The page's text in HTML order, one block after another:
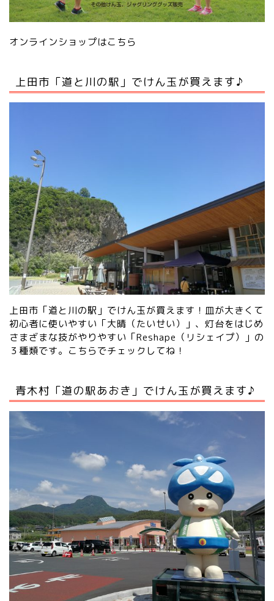
オンラインショップはこちら
上田市「道と川の駅」でけん玉が買えます♪
上田市「道と川の駅」でけん玉が買えます！皿が大きくて
初心者に使いやすい「大晴（たいせい）」、灯台をはじめ
さまざまな技がやりやすい「Reshape（リシェイプ）」の
３種類です。 こちらでチェックしてね！
青木村「道の駅あおき」でけん玉が買えます♪